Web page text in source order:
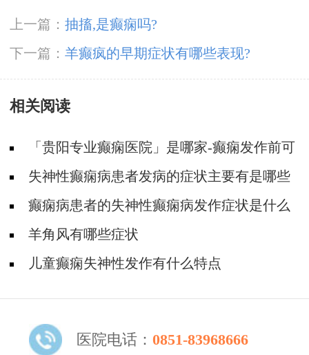
上一篇： 抽搐,是癫痫吗?
下一篇： 羊癫疯的早期症状有哪些表现?
相关阅读
「贵阳专业癫痫医院」是哪家-癫痫发作前可
能出现的错觉有哪些？
失神性癫痫病患者发病的症状主要有是哪些
癫痫病患者的失神性癫痫病发作症状是什么
样
羊角风有哪些症状
儿童癫痫失神性发作有什么特点
医院电话： 0851-83968666